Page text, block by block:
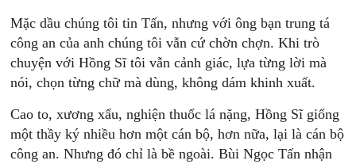
Mặc dầu chúng tôi tin Tấn, nhưng với ông bạn trung tá
công an của anh chúng tôi vẫn cứ chờn chợn. Khi trò
chuyện với Hồng Sĩ tôi vẫn cảnh giác, lựa từng lời mà
nói, chọn từng chữ mà dùng, không dám khinh xuất.
Cao to, xương xẩu, nghiện thuốc lá nặng, Hồng Sĩ giống
một thầy ký nhiều hơn một cán bộ, hơn nữa, lại là cán bộ
công an. Nhưng đó chỉ là bề ngoài. Bùi Ngọc Tấn nhận